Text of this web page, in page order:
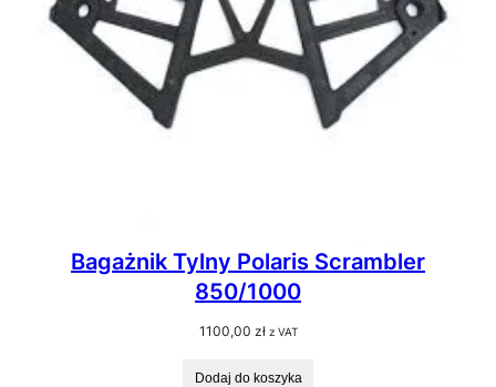
Bagażnik Tylny Polaris Scrambler
850/1000
1100,00 zł z VAT
Dodaj do koszyka